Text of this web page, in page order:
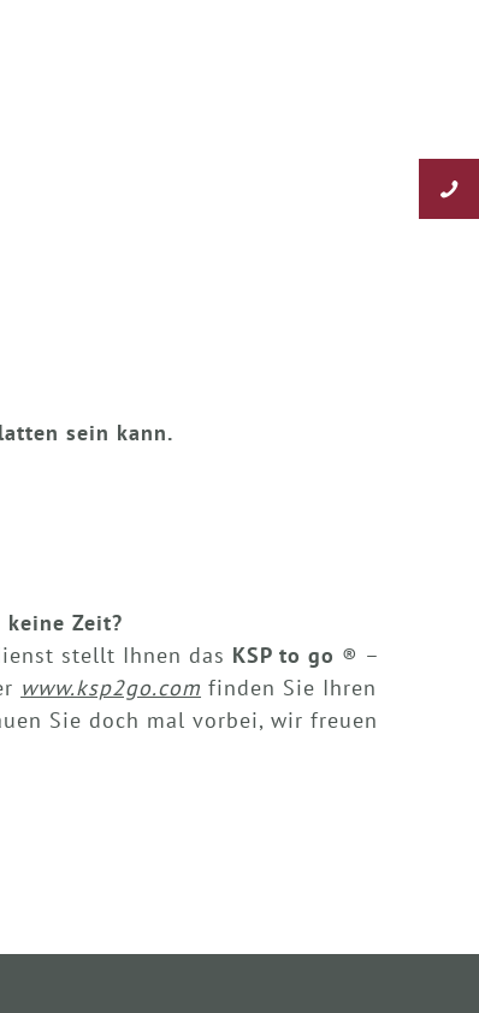
sein kann.
Zeit?
stellt Ihnen das KSP to go ® –
www.ksp2go.com finden Sie Ihren
Sie doch mal vorbei, wir freuen